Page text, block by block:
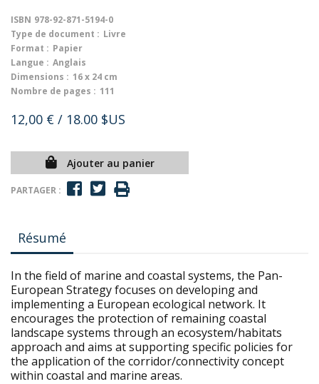
ISBN 978-92-871-5194-0
Type de document : Livre
Format : Papier
Langue : Anglais
Dimensions : 16 x 24 cm
Nombre de pages : 111
12,00 € / 18.00 $US
Ajouter au panier
PARTAGER :
Résumé
In the field of marine and coastal systems, the Pan-
European Strategy focuses on developing and
implementing a European ecological network. It
encourages the protection of remaining coastal
landscape systems through an ecosystem/habitats
approach and aims at supporting specific policies for
the application of the corridor/connectivity concept
within coastal and marine areas.